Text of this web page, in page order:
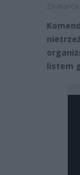
29
listem